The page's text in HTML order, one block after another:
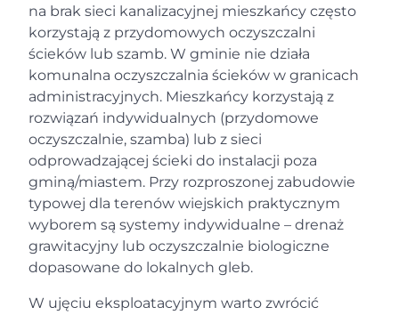
na brak sieci kanalizacyjnej mieszkańcy często
korzystają z przydomowych oczyszczalni
ścieków lub szamb. W gminie nie działa
komunalna oczyszczalnia ścieków w granicach
administracyjnych. Mieszkańcy korzystają z
rozwiązań indywidualnych (przydomowe
oczyszczalnie, szamba) lub z sieci
odprowadzającej ścieki do instalacji poza
gminą/miastem. Przy rozproszonej zabudowie
typowej dla terenów wiejskich praktycznym
wyborem są systemy indywidualne – drenaż
grawitacyjny lub oczyszczalnie biologiczne
dopasowane do lokalnych gleb.
W ujęciu eksploatacyjnym warto zwrócić